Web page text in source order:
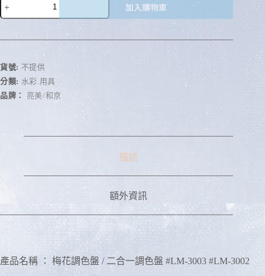
加入購物車
r
n
a
t
貨號: 不提供
分類: 水彩.用具
品牌： 亮美/和京
描述
額外資訊
產品名稱 ： 梅花調色盤 / 二合一調色盤 #LM-3003 #LM-3002